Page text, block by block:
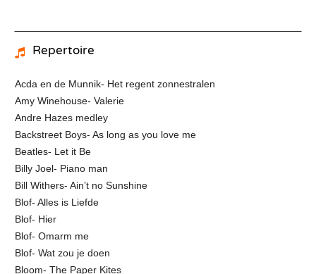
Repertoire
Acda en de Munnik- Het regent zonnestralen
Amy Winehouse- Valerie
Andre Hazes medley
Backstreet Boys- As long as you love me
Beatles- Let it Be
Billy Joel- Piano man
Bill Withers- Ain’t no Sunshine
Blof- Alles is Liefde
Blof- Hier
Blof- Omarm me
Blof- Wat zou je doen
Bloom- The Paper Kites